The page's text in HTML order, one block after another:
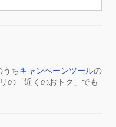
うちキャンペーンツールの
の「近くのおトク」でも